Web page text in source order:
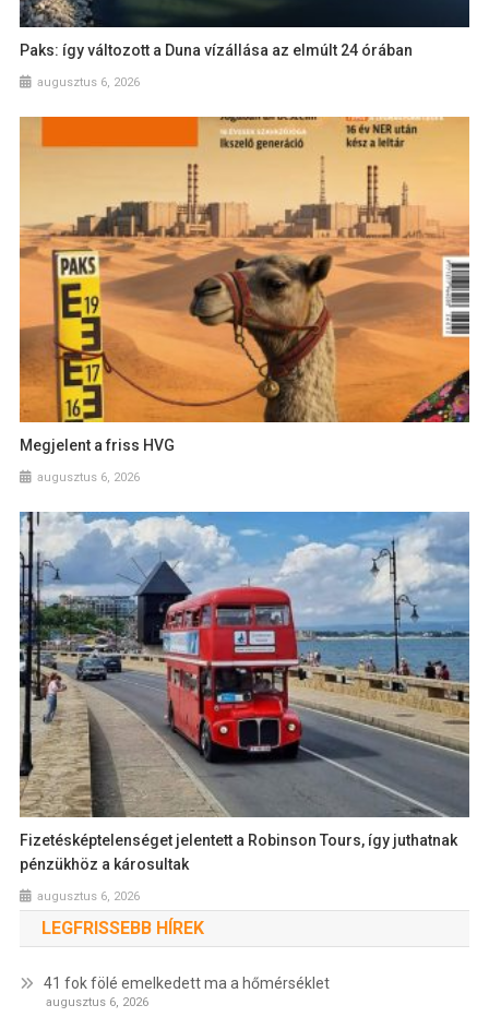
Paks: így változott a Duna vízállása az elmúlt 24 órában
augusztus 6, 2026
Megjelent a friss HVG
augusztus 6, 2026
Fizetésképtelenséget jelentett a Robinson Tours, így juthatnak
pénzükhöz a károsultak
augusztus 6, 2026
LEGFRISSEBB HÍREK
41 fok fölé emelkedett ma a hőmérséklet
augusztus 6, 2026